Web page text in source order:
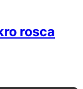
rosca